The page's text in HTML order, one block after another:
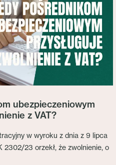
ubezpieczeniowym
z VAT?
w wyroku z dnia z 9 lipca
2302/23 orzekł, że zwolnienie, o